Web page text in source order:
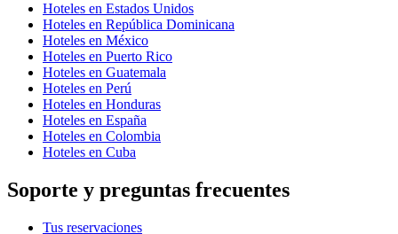
Hoteles en Estados Unidos
Hoteles en República Dominicana
Hoteles en México
Hoteles en Puerto Rico
Hoteles en Guatemala
Hoteles en Perú
Hoteles en Honduras
Hoteles en España
Hoteles en Colombia
Hoteles en Cuba
Soporte y preguntas frecuentes
Tus reservaciones